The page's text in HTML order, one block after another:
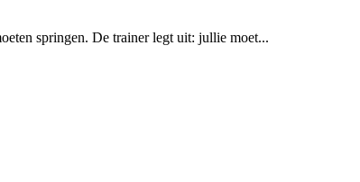
springen. De trainer legt uit: jullie moet...